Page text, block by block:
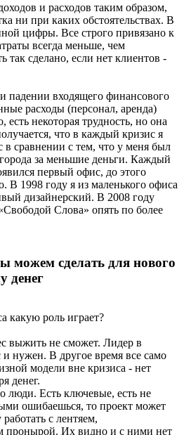
и расходов таким образом,
ни при каких обстоятельствах. В
цифры. Все строго привязано к
всегда меньше, чем
сделано, если нет клиентов -
падении входящего финансового
расходы (персонал, аренда)
есть некоторая трудность, но она
что в каждый кризис я
сравнении с тем, что у меня был
за меньшие деньги. Каждый
первый офис, до этого
В 1998 году я из маленького офиса
дизайнерский. В 2008 году
Слова» опять по более
можем сделать для нового
денег
какую роль играет?
выжить не сможет. Лидер в
и нужен. В другое время все само
модели вне кризиса - нет
денег.
люди. Есть ключевые, есть не
ошибаешься, то проект может
с лентяем,
пронырой. Их видно и с ними нет